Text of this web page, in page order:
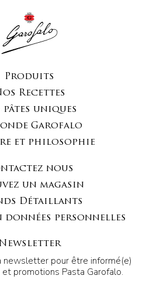
Produits
Recettes
pâtes uniques
Garofalo
et philosophie
nous
un magasin
Détaillants
personnelles
newsletter pour être informé(e)
promotions Pasta Garofalo.